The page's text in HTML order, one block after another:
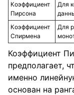
Коэффициент
Пирсона
Для
Коэффициент
Спирмена
Для
Коэффициент
предполагает,
именно
основан на